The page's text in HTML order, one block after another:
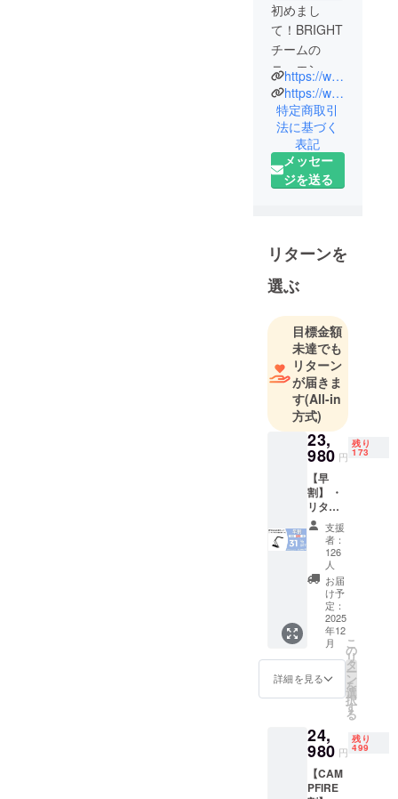
初めまし
て！BRIGHT
チームの
ニュエンで
す。
中国の総合
家電メー
カー向けに
人気製品を
多数製造し
日本の皆様
にも是非体
験していた
ロジェクト
を立ち上げ
ました。
最新のテク
ノロジー
で、皆さん
の生活をよ
り豊かに、
快適にする
ことが弊社
の理念で
す。
どうぞよろ
しくお願い
致します！
https://www.brightdiy.jp/
https://www.instagram.com/brightdiyjp/
特定商取引
法に基づく
表記
メッセー
ジを送る
リターンを
選ぶ
目標金額
未達でも
リターン
が届きま
す(All-in
方式)
23,
980 円
残り
173
【早
割】 ・
リター
ン内
容：折
りたた
みス
キャ
ナー ×
１セッ
ト ・一
般販売
予定価
格：
34,980
て税・
送料込
みの金
額にな
りま
支援
者：
126
人
お届
け予
定：
2025
年12
月
詳細を見る
こ
の
リ
タ
ー
ン
を
選
択
す
る
24,
980 円
残り
499
【CAM
PFIRE